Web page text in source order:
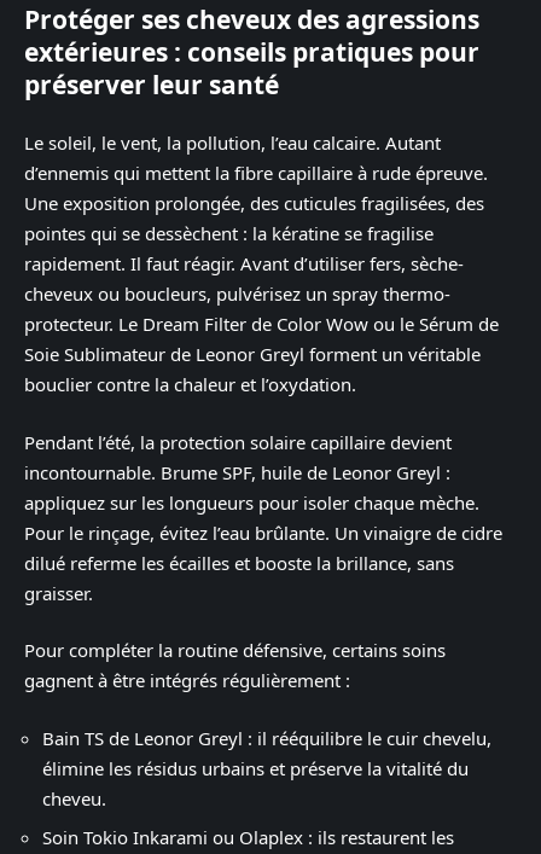
Protéger ses cheveux des agressions
extérieures : conseils pratiques pour
préserver leur santé
Le soleil, le vent, la pollution, l’eau calcaire. Autant
d’ennemis qui mettent la fibre capillaire à rude épreuve.
Une exposition prolongée, des cuticules fragilisées, des
pointes qui se dessèchent : la kératine se fragilise
rapidement. Il faut réagir. Avant d’utiliser fers, sèche-
cheveux ou boucleurs, pulvérisez un spray thermo-
protecteur. Le Dream Filter de Color Wow ou le Sérum de
Soie Sublimateur de Leonor Greyl forment un véritable
bouclier contre la chaleur et l’oxydation.
Pendant l’été, la protection solaire capillaire devient
incontournable. Brume SPF, huile de Leonor Greyl :
appliquez sur les longueurs pour isoler chaque mèche.
Pour le rinçage, évitez l’eau brûlante. Un vinaigre de cidre
dilué referme les écailles et booste la brillance, sans
graisser.
Pour compléter la routine défensive, certains soins
gagnent à être intégrés régulièrement :
Bain TS de Leonor Greyl : il rééquilibre le cuir chevelu,
élimine les résidus urbains et préserve la vitalité du
cheveu.
Soin Tokio Inkarami ou Olaplex : ils restaurent les